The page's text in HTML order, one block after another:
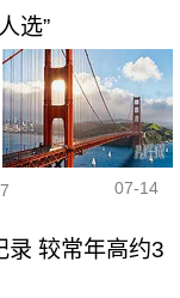
选”
07-14
录 较常年高约3